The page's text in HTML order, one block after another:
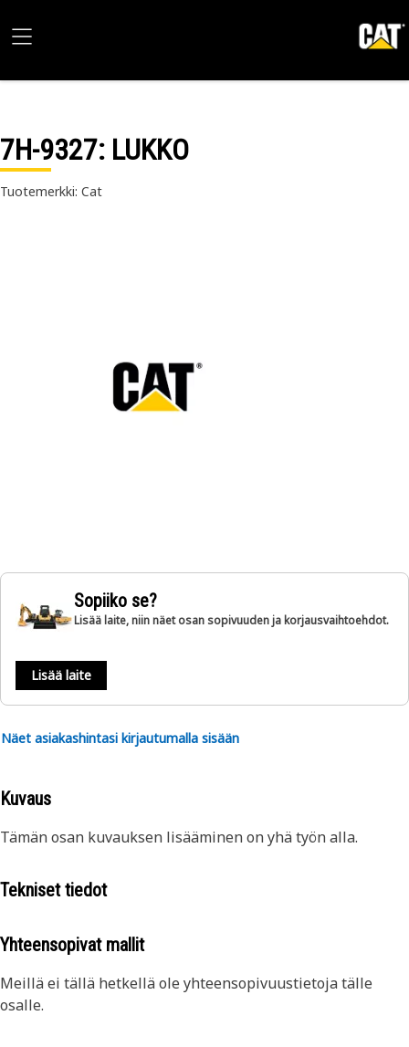
7H-9327: LUKKO
Tuotemerkki: Cat
Sopiiko se?
Lisää laite, niin näet osan sopivuuden ja korjausvaihtoehdot.
Lisää laite
Näet asiakashintasi kirjautumalla sisään
Kuvaus
Tämän osan kuvauksen lisääminen on yhä työn alla.
Tekniset tiedot
Yhteensopivat mallit
Meillä ei tällä hetkellä ole yhteensopivuustietoja tälle
osalle.